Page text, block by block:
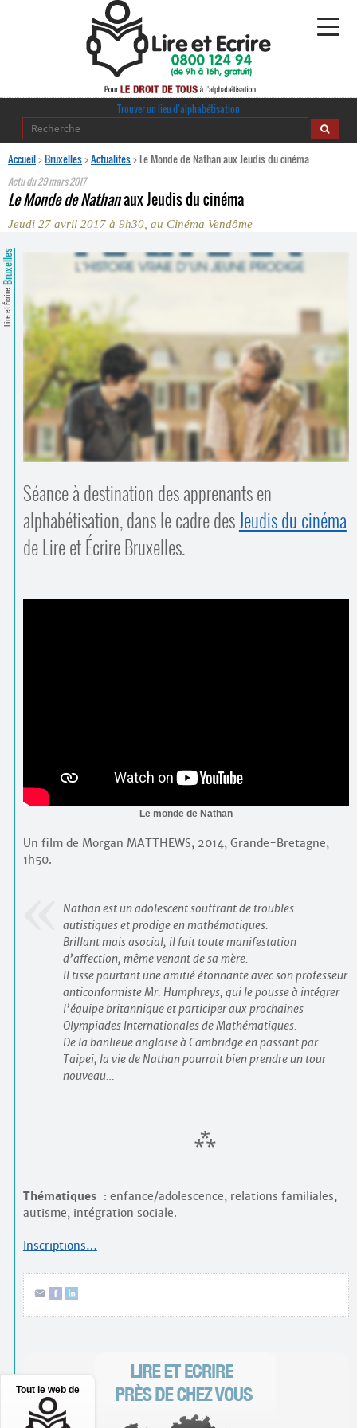
Alphabétisation
Regards croisés
·
journaldelalpha.be
Ressources pédagogiques
Comprendre et parler
Bienvenue en Belgique
Contacts
Trouver un lieu d’alphabétisation
Trouver un lieu d’alphabétisation
Accueil>Bruxelles>Actualités>Le Monde de Nathan aux Jeudis du cinéma
Actu du29 mars 2017
Le Monde de Nathanaux Jeudis du cinéma
Jeudi 27 avril 2017 à 9h30, au Cinéma Vendôme
Lire et Écrire
Bruxelles
Séance à destination des apprenants en
alphabétisation, dans le cadre desJeudis du cinéma
de Lire et Écrire Bruxelles.
Le monde de Nathan
Un film de Morgan MATTHEWS, 2014, Grande-Bretagne,
1h50.
Nathan est un adolescent souffrant de troubles
autistiques et prodige en mathématiques.
Brillant mais asocial, il fuit toute manifestation
d’affection, même venant de sa mère.
Il tisse pourtant une amitié étonnante avec son professeur
anticonformiste Mr. Humphreys, qui le pousse à intégrer
l’équipe britannique et participer aux prochaines
Olympiades Internationales de Mathématiques.
De la banlieue anglaise à Cambridge en passant par
Taipei, la vie de Nathan pourrait bien prendre un tour
nouveau…
Thématiques : enfance/adolescence, relations familiales,
autisme, intégration sociale.
Inscriptions…
Tout le web de